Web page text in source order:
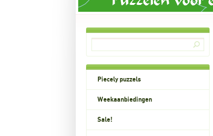
Piecely puzzels
Weekaanbiedingen
Sale!